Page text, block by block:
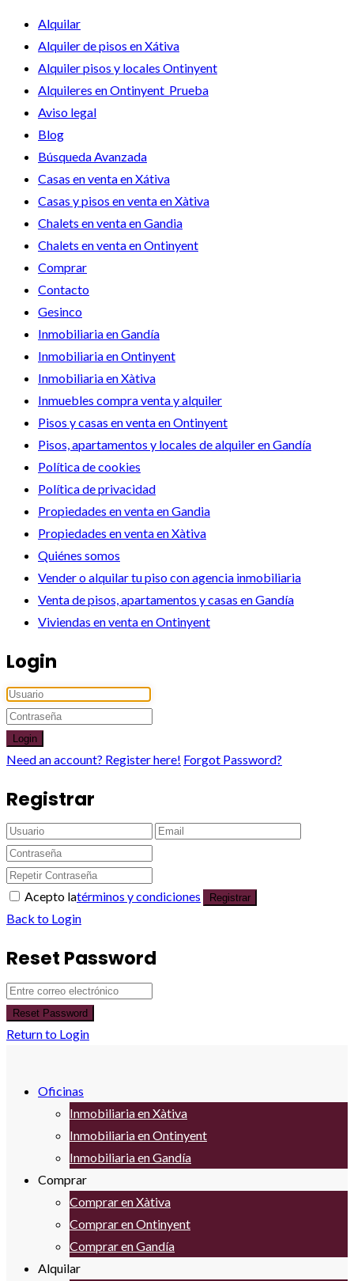
Alquilar
Alquiler de pisos en Xátiva
Alquiler pisos y locales Ontinyent
Alquileres en Ontinyent_Prueba
Aviso legal
Blog
Búsqueda Avanzada
Casas en venta en Xátiva
Casas y pisos en venta en Xàtiva
Chalets en venta en Gandia
Chalets en venta en Ontinyent
Comprar
Contacto
Gesinco
Inmobiliaria en Gandía
Inmobiliaria en Ontinyent
Inmobiliaria en Xàtiva
Inmuebles compra venta y alquiler
Pisos y casas en venta en Ontinyent
Pisos, apartamentos y locales de alquiler en Gandía
Política de cookies
Política de privacidad
Propiedades en venta en Gandia
Propiedades en venta en Xàtiva
Quiénes somos
Vender o alquilar tu piso con agencia inmobiliaria
Venta de pisos, apartamentos y casas en Gandía
Viviendas en venta en Ontinyent
Login
Login
Need an account? Register here! Forgot Password?
Registrar
Acepto latérminos y condiciones Registrar
Back to Login
Reset Password
Reset Password
Return to Login
Oficinas
Inmobiliaria en Xàtiva
Inmobiliaria en Ontinyent
Inmobiliaria en Gandía
Comprar
Comprar en Xàtiva
Comprar en Ontinyent
Comprar en Gandía
Alquilar